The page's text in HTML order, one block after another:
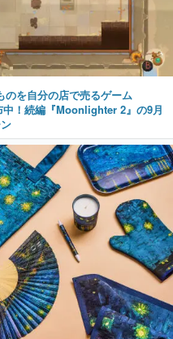
のを自分の店で売るゲーム
！続編『Moonlighter 2』の9月